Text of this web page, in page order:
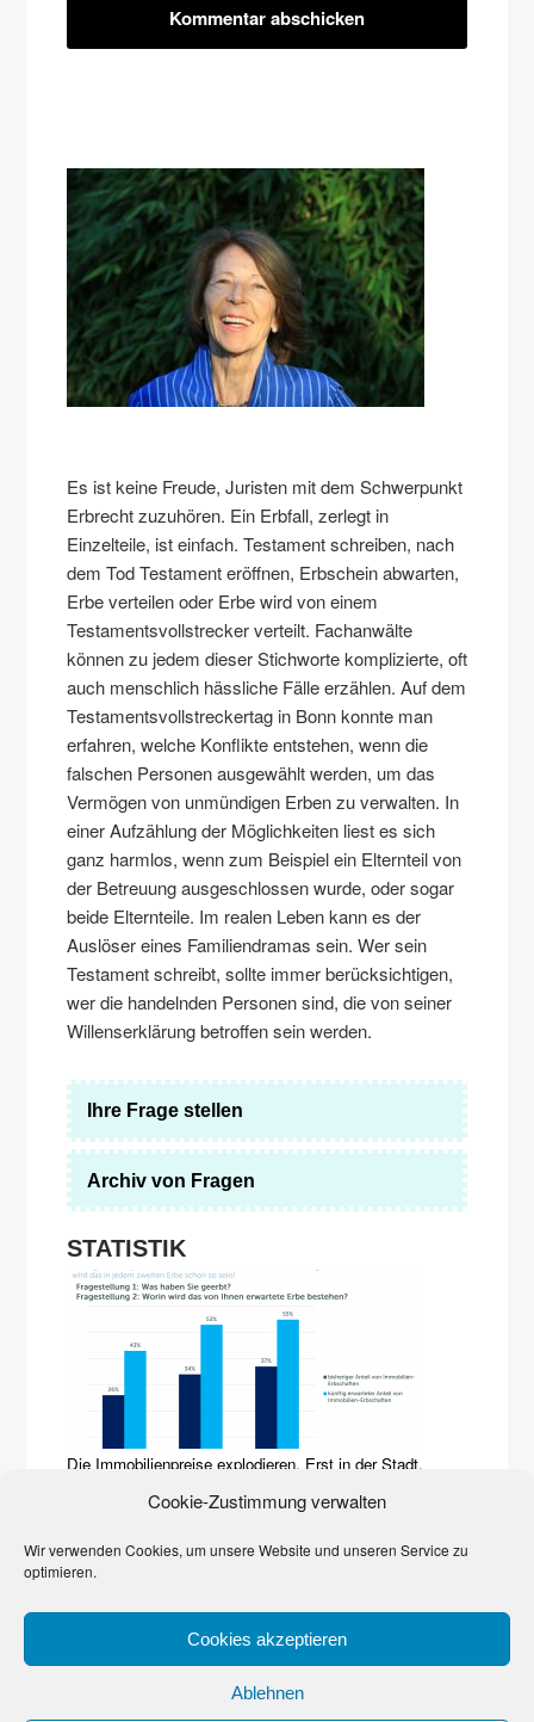
Cookie-Zustimmung verwalten
Wir verwenden Cookies, um unsere Website und unseren Service zu
optimieren.
Cookies akzeptieren
Ablehnen
Es ist keine Freude, Juristen mit dem Schwerpunkt
Erbrecht zuzuhören. Ein Erbfall, zerlegt in
Einzelteile, ist einfach. Testament schreiben, nach
dem Tod Testament eröffnen, Erbschein abwarten,
Erbe verteilen oder Erbe wird von einem
Testamentsvollstrecker verteilt. Fachanwälte
können zu jedem dieser Stichworte komplizierte, oft
auch menschlich hässliche Fälle erzählen. Auf dem
Testamentsvollstreckertag in Bonn konnte man
erfahren, welche Konflikte entstehen, wenn die
falschen Personen ausgewählt werden, um das
Vermögen von unmündigen Erben zu verwalten. In
einer Aufzählung der Möglichkeiten liest es sich
ganz harmlos, wenn zum Beispiel ein Elternteil von
der Betreuung ausgeschlossen wurde, oder sogar
beide Elternteile. Im realen Leben kann es der
Auslöser eines Familiendramas sein. Wer sein
Testament schreibt, sollte immer berücksichtigen,
wer die handelnden Personen sind, die von seiner
Willenserklärung betroffen sein werden.
Ihre Frage stellen
Archiv von Fragen
STATISTIK
Die Immobilienpreise explodieren. Erst in der Stadt,
Erbgeschehen. Den Beweis liefert eine Studie der Quirin
2017. Häuser, Grundstücke, Wohnungen dominieren
bereits…